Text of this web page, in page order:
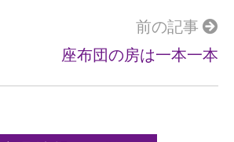
前の記事
座布団の房は一本一本